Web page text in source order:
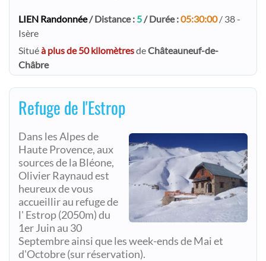
LIEN Randonnée/ Distance : 5 / Durée :05:30:00/ 38 -
Isère
Situéà plus de 50 kilomètresdeChâteauneuf-de-
Châbre
Refuge de l'Estrop
Dans les Alpes de
Haute Provence, aux
sources de la Bléone,
Olivier Raynaud est
heureux de vous
accueillir au refuge de
l' Estrop (2050m) du
1er Juin au 30
Septembre ainsi que les week-ends de Mai et
d'Octobre (sur réservation).